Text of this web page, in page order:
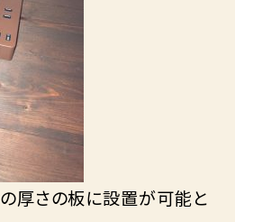
の厚さの板に設置が可能と